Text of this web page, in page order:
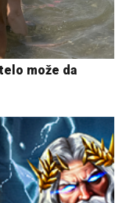
može da